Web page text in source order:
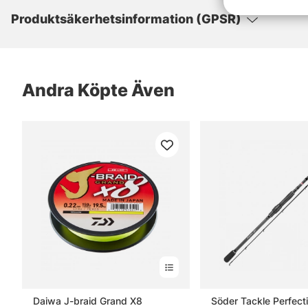
Produktsäkerhetsinformation (GPSR)
Andra Köpte Även
Daiwa J-braid Grand X8 Söder Tackle